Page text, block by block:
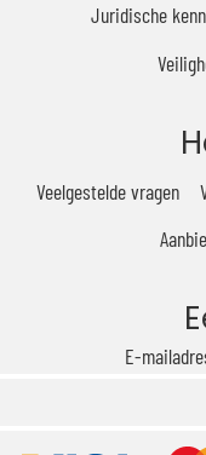
Juridische
Veelgestelde vragen
E-